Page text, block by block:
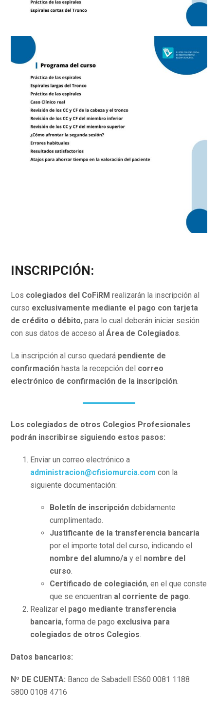
INSCRIPCIÓN:
Los colegiados del CoFiRM realizarán la inscripción al
curso exclusivamente mediante el pago con tarjeta
de crédito o débito, para lo cual deberán iniciar sesión
con sus datos de acceso alÁrea de Colegiados.
La inscripción al curso quedará pendiente de
confirmación hasta la recepción del correo
electrónico de confirmación de la inscripción.
Los colegiados de otros Colegios Profesionales
podrán inscribirse siguiendo estos pasos:
Enviar un correo electrónico a
administracion@cfisiomurcia.com con la
siguiente documentación:
Boletín de inscripción debidamente
cumplimentado.
Justificante de la transferencia bancaria
por el importe total del curso, indicando el
nombre del alumno/a y el nombre del
curso.
Certificado de colegiación, en el que conste
que se encuentran al corriente de pago.
Realizar el pago mediante transferencia
bancaria, forma de pago exclusiva para
colegiados de otros Colegios.
Datos bancarios:
Nº DE CUENTA: Banco de Sabadell ES60 0081 1188
5800 0108 4716